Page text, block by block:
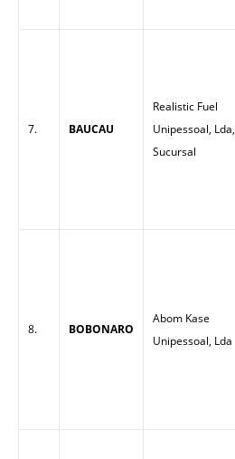
7. BAUCAU
Realistic Fuel
Unipessoal, Lda,
Sucursal
8. BOBONARO
Abom Kase
Unipessoal, Lda